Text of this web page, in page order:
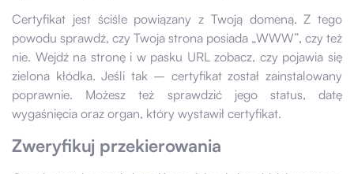
Certyfikat jest ściśle powiązany z Twoją domeną. Z tego
powodu sprawdź, czy Twoja strona posiada „WWW”, czy też
nie. Wejdź na stronę i w pasku URL zobacz, czy pojawia się
zielona kłódka. Jeśli tak – certyfikat został zainstalowany
poprawnie. Możesz też sprawdzić jego status, datę
wygaśnięcia oraz organ, który wystawił certyfikat.
Zweryfikuj przekierowania